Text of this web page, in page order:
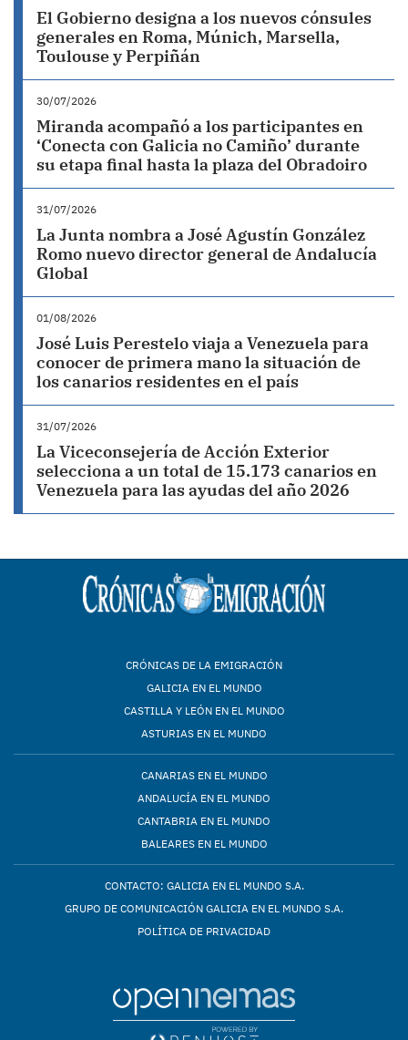
El Gobierno designa a los nuevos cónsules
generales en Roma, Múnich, Marsella,
Toulouse y Perpiñán
30/07/2026
Miranda acompañó a los participantes en
‘Conecta con Galicia no Camiño’ durante
su etapa final hasta la plaza del Obradoiro
31/07/2026
La Junta nombra a José Agustín González
Romo nuevo director general de Andalucía
Global
01/08/2026
José Luis Perestelo viaja a Venezuela para
conocer de primera mano la situación de
los canarios residentes en el país
31/07/2026
La Viceconsejería de Acción Exterior
selecciona a un total de 15.173 canarios en
Venezuela para las ayudas del año 2026
CRÓNICAS DE LA EMIGRACIÓN
GALICIA EN EL MUNDO
CASTILLA Y LEÓN EN EL MUNDO
ASTURIAS EN EL MUNDO
CANARIAS EN EL MUNDO
ANDALUCÍA EN EL MUNDO
CANTABRIA EN EL MUNDO
BALEARES EN EL MUNDO
CONTACTO: GALICIA EN EL MUNDO S.A.
GRUPO DE COMUNICACIÓN GALICIA EN EL MUNDO S.A.
POLÍTICA DE PRIVACIDAD